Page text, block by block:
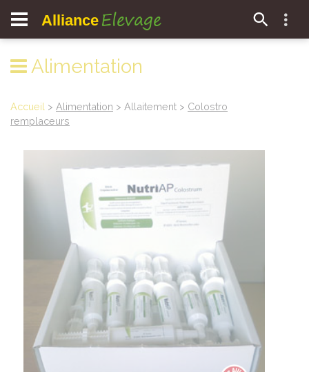
Alliance Elevage
Alimentation
Accueil > Alimentation > Allaitement > Colostro
remplaceurs